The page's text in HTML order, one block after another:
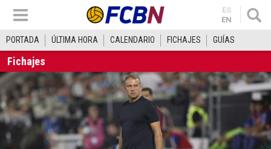
ES
EN
PORTADA ÚLTIMA HORA CALENDARIO FICHAJES GUÍAS
Fichajes